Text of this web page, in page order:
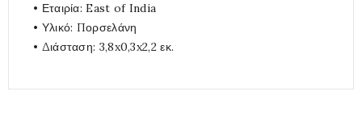
• Εταιρία: East of India
• Υλικό: Πορσελάνη
• Διάσταση: 3,8x0,3x2,2 εκ.